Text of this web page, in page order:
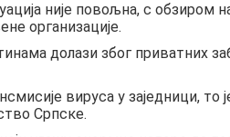
није повољна, с
организације.
долази због приватних
вируса у заједници,
Српске.